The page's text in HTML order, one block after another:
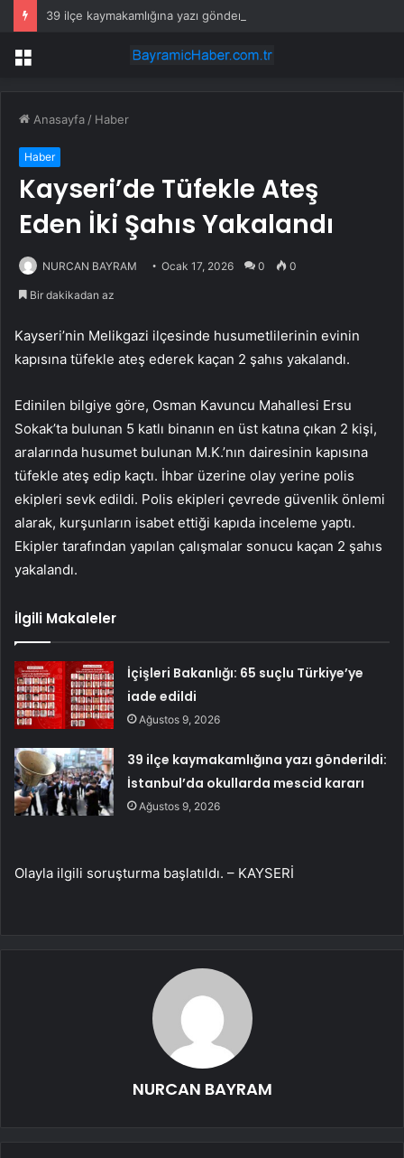
Menü
Anasayfa / Haber
Haber
Kayseri’de Tüfekle Ateş
Eden İki Şahıs Yakalandı
NURCAN BAYRAM Ocak 17, 2026 0 0
Bir dakikadan az
Kayseri’nin Melikgazi ilçesinde husumetlilerinin evinin
kapısına tüfekle ateş ederek kaçan 2 şahıs yakalandı.
Edinilen bilgiye göre, Osman Kavuncu Mahallesi Ersu
Sokak’ta bulunan 5 katlı binanın en üst katına çıkan 2 kişi,
aralarında husumet bulunan M.K.’nın dairesinin kapısına
tüfekle ateş edip kaçtı. İhbar üzerine olay yerine polis
ekipleri sevk edildi. Polis ekipleri çevrede güvenlik önlemi
alarak, kurşunların isabet ettiği kapıda inceleme yaptı.
Ekipler tarafından yapılan çalışmalar sonucu kaçan 2 şahıs
yakalandı.
İlgili Makaleler
İçişleri Bakanlığı: 65 suçlu Türkiye’ye
iade edildi
Ağustos 9, 2026
39 ilçe kaymakamlığına yazı gönderildi:
İstanbul’da okullarda mescid kararı
Ağustos 9, 2026
Olayla ilgili soruşturma başlatıldı. – KAYSERİ
NURCAN BAYRAM